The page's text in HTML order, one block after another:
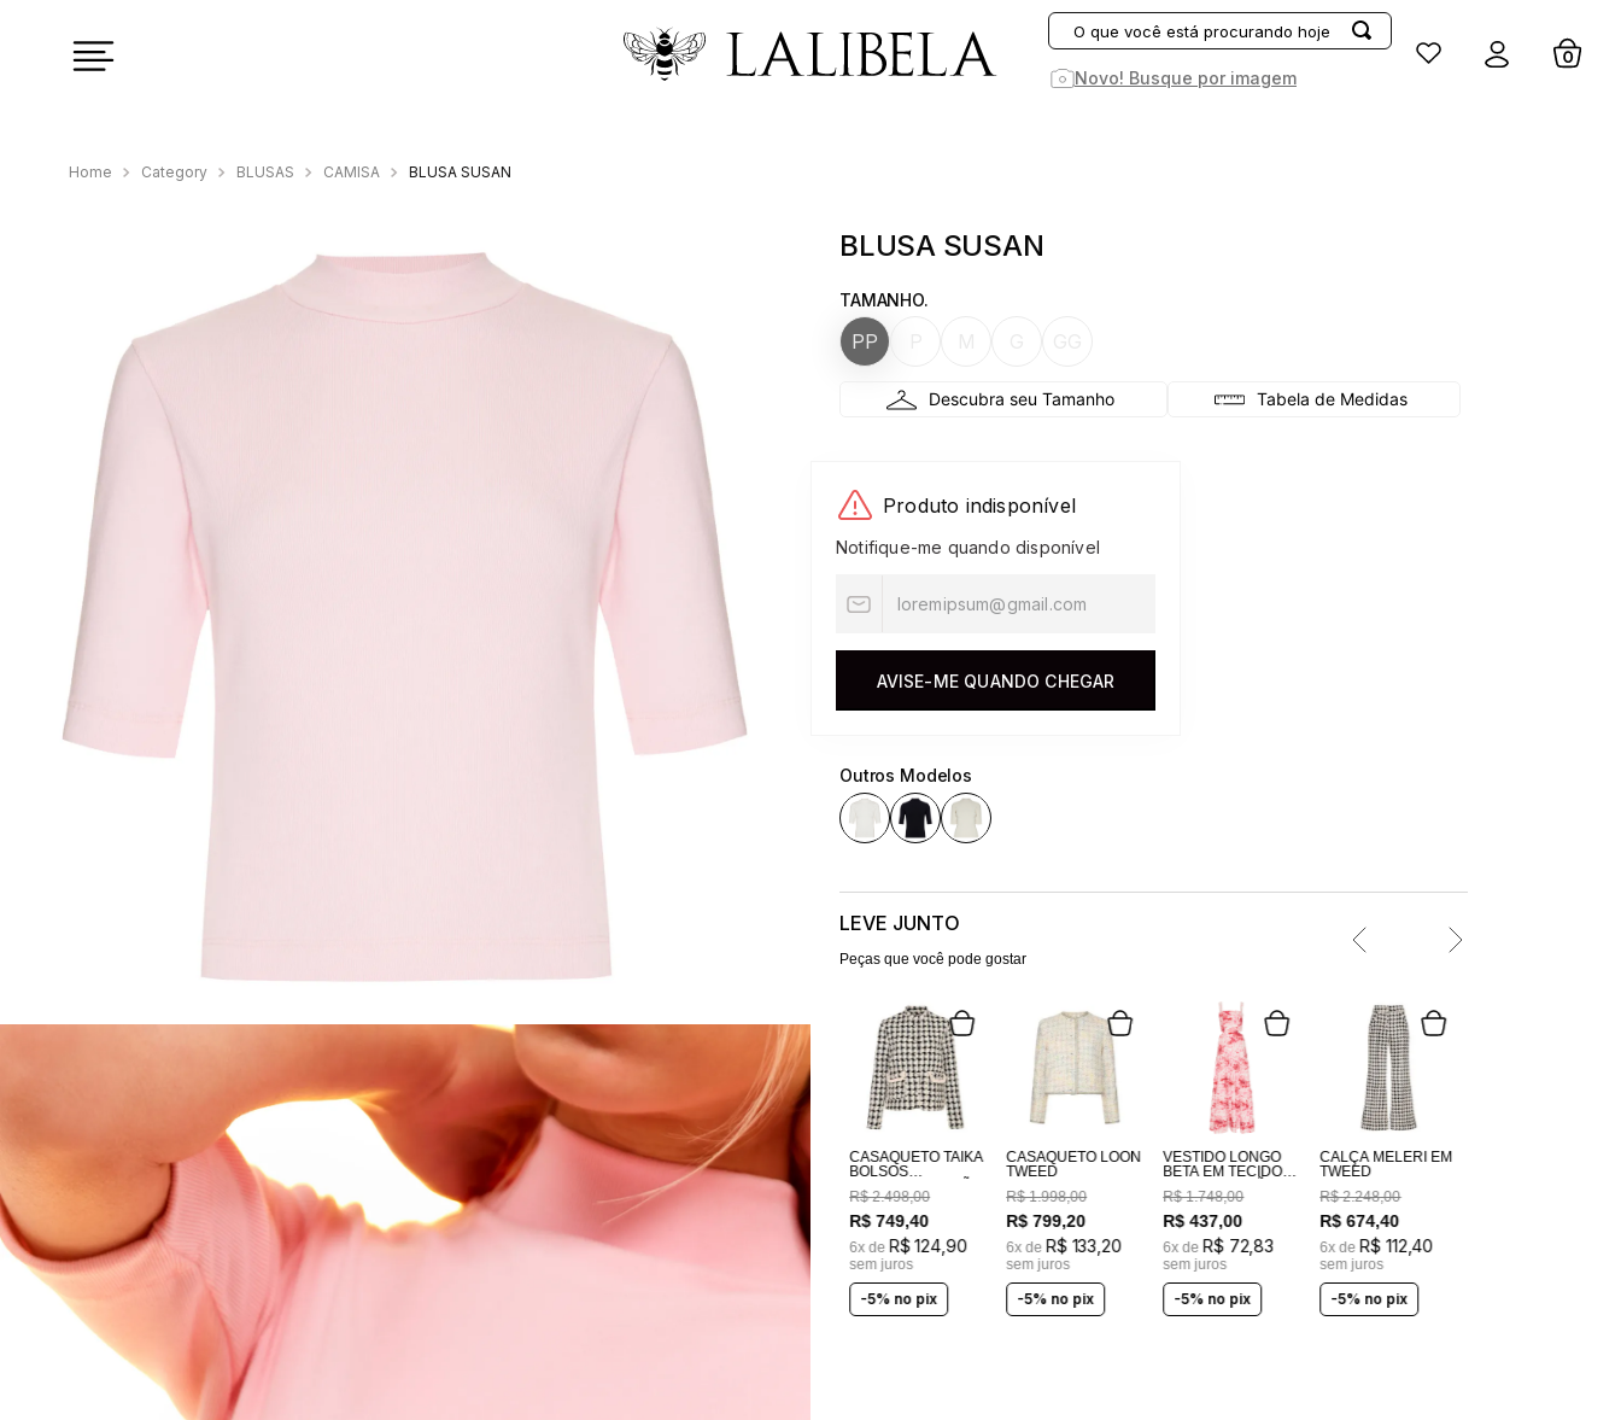
O que você está procurando hoje?
Novo! Busque por imagem
º preto
Entrar
Category BLUSAS CAMISA BLUSA SUSAN
BLUSA SUSAN
TAMANHO.
PP
Tabela de Medidas
Produto indisponível
Notifique-me quando disponível
AVISE-ME QUANDO CHEGAR
Outros Modelos
LEVE JUNTO
Peças que você pode gostar
CASAQUETO TAIKA
BOLSOS
BORDADOS A MÃO
R$ 2.498,00
R$ 749,40
6x de R$ 124,90
sem juros
-5% no pix
CASAQUETO LOON
TWEED
R$ 1.998,00
R$ 799,20
6x de R$ 133 20
sem juros
-5% no pix
VESTIDO LONGO
BETA EM TECIDO
100% ALGODÃO
ESTAMPADO
COSTAS EM
LASTEX
R$ 1.748,00
R$ 437,00
6x de R$ 72,83
sem juros
-5% no pix
CALÇA MELERI EM
TWEED
R$ 2.248,00
R$ 674,40
6x de R$ 112,40
sem juros
-5% no pix